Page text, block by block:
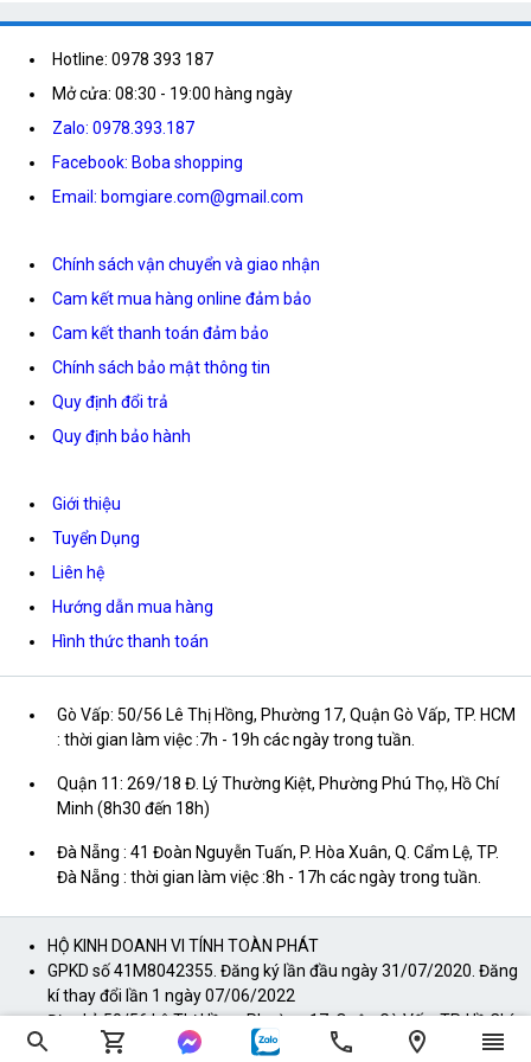
Hotline: 0978 393 187
Mở cửa: 08:30 - 19:00 hàng ngày
Zalo: 0978.393.187
Facebook: Boba shopping
Email: bomgiare.com@gmail.com
Chính sách vận chuyển và giao nhận
Cam kết mua hàng online đảm bảo
Cam kết thanh toán đảm bảo
Chính sách bảo mật thông tin
Quy định đổi trả
Quy định bảo hành
Giới thiệu
Tuyển Dụng
Liên hệ
Hướng dẫn mua hàng
Hình thức thanh toán
Gò Vấp: 50/56 Lê Thị Hồng, Phường 17, Quận Gò Vấp, TP. HCM
: thời gian làm việc :7h - 19h các ngày trong tuần.
Quận 11: 269/18 Đ. Lý Thường Kiệt, Phường Phú Thọ, Hồ Chí
Minh (8h30 đến 18h)
Đà Nẵng : 41 Đoàn Nguyễn Tuấn, P. Hòa Xuân, Q. Cẩm Lệ, TP.
Đà Nẵng : thời gian làm việc :8h - 17h các ngày trong tuần.
HỘ KINH DOANH VI TÍNH TOÀN PHÁT
GPKD số 41M8042355. Đăng ký lần đầu ngày 31/07/2020. Đăng
kí thay đổi lần 1 ngày 07/06/2022
Địa chỉ: 50/56 Lê Thị Hồng, Phường 17, Quận Gò Vấp, TP. Hồ Chí